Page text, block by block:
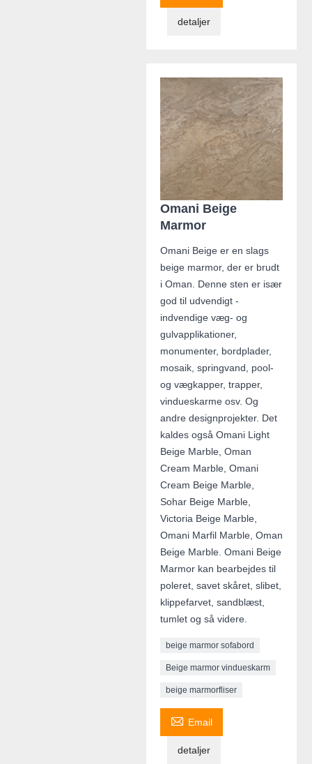
detaljer
Omani Beige
Marmor
Omani Beige er en slags
beige marmor, der er brudt
i Oman. Denne sten er især
god til udvendigt -
indvendige væg- og
gulvapplikationer,
monumenter, bordplader,
mosaik, springvand, pool-
og vægkapper, trapper,
vindueskarme osv. Og
andre designprojekter. Det
kaldes også Omani Light
Beige Marble, Oman
Cream Marble, Omani
Cream Beige Marble,
Sohar Beige Marble,
Victoria Beige Marble,
Omani Marfil Marble, Oman
Beige Marble. Omani Beige
Marmor kan bearbejdes til
poleret, savet skåret, slibet,
klippefarvet, sandblæst,
tumlet og så videre.
beige marmor sofabord
Beige marmor vindueskarm
beige marmorfliser
 Email
detaljer